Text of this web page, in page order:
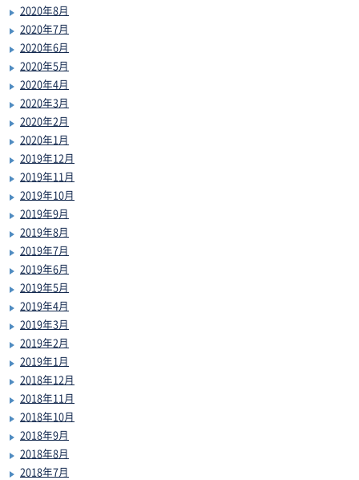
2020年8月
2020年7月
2020年6月
2020年5月
2020年4月
2020年3月
2020年2月
2020年1月
2019年12月
2019年11月
2019年10月
2019年9月
2019年8月
2019年7月
2019年6月
2019年5月
2019年4月
2019年3月
2019年2月
2019年1月
2018年12月
2018年11月
2018年10月
2018年9月
2018年8月
2018年7月